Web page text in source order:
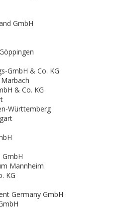
GmbH
GmbH & Co. KG
& Co. KG
Württemberg
Mannheim
KG
Germany GmbH